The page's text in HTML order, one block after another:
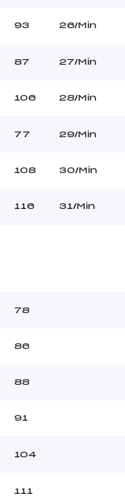
93 26/Min
87 27/Min
106 28/Min
77 29/Min
108 30/Min
116 31/Min
78
86
88
91
104
111